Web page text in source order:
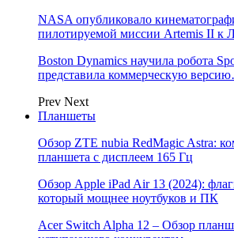
NASA опубликовало
пилотируемой миссии Artemis II к
Boston Dynamics научила робота
представила коммерческую
Prev Next
Планшеты
Обзор ZTE nubia RedMagic Astra:
планшета с дисплеем 165 Гц
Обзор Apple iPad Air 13 (2024):
который мощнее ноутбуков и ПК
Acer Switch Alpha 12 – Обзор